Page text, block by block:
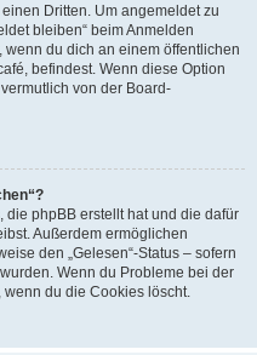
Dritten. Um angemeldet zu
bleiben“ beim Anmelden
du dich an einem öffentlichen
befindest. Wenn diese Option
von der Board-
die phpBB erstellt hat und die dafür
Außerdem ermöglichen
den „Gelesen“-Status – sofern
Wenn du Probleme bei der
du die Cookies löscht.